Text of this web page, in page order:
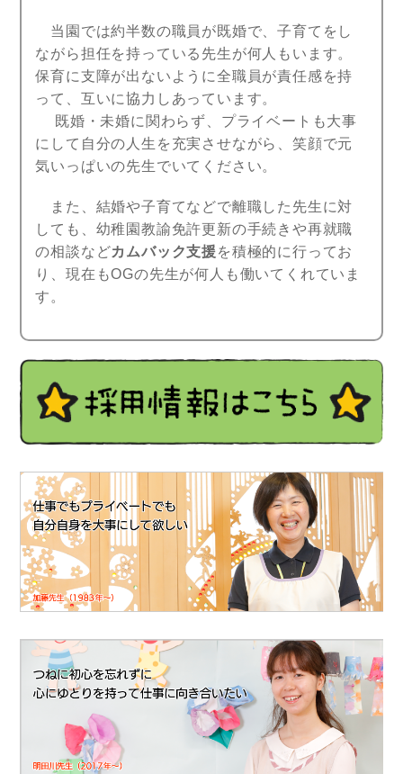
当園では約半数の職員が既婚で、子育てをし
ながら担任を持っている先生が何人もいます。
保育に支障が出ないように全職員が責任感を持
って、互いに協力しあっています。
既婚・未婚に関わらず、プライベートも大事
にして自分の人生を充実させながら、笑顔で元
気いっぱいの先生でいてください。
また、結婚や子育てなどで離職した先生に対
しても、幼稚園教諭免許更新の手続きや再就職
の相談などカムバック支援を積極的に行ってお
り、現在もOGの先生が何人も働いてくれていま
す。